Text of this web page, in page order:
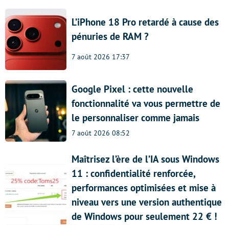
L’iPhone 18 Pro retardé à cause des
pénuries de RAM ?
7 août 2026 17:37
Google Pixel : cette nouvelle
fonctionnalité va vous permettre de
le personnaliser comme jamais
7 août 2026 08:52
Maîtrisez l’ère de l’IA sous Windows
11 : confidentialité renforcée,
performances optimisées et mise à
niveau vers une version authentique
de Windows pour seulement 22 € !